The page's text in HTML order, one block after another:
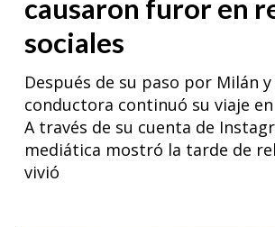
causaron furor en
sociales
Después de su paso por Milán y
conductora continuó su viaje en
A través de su cuenta de
mediática mostró la tarde de
vivió